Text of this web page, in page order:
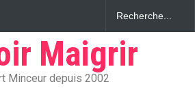
Maigrir
Minceur depuis 2002